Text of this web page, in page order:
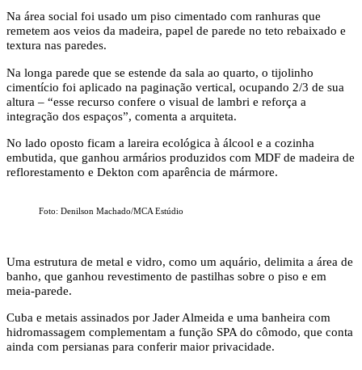
Na área social foi usado um piso cimentado com ranhuras que
remetem aos veios da madeira, papel de parede no teto rebaixado e
textura nas paredes.
Na longa parede que se estende da sala ao quarto, o tijolinho
cimentício foi aplicado na paginação vertical, ocupando 2/3 de sua
altura – “esse recurso confere o visual de lambri e reforça a
integração dos espaços”, comenta a arquiteta.
No lado oposto ficam a lareira ecológica à álcool e a cozinha
embutida, que ganhou armários produzidos com MDF de madeira de
reflorestamento e Dekton com aparência de mármore.
Foto: Denilson Machado/MCA Estúdio
Uma estrutura de metal e vidro, como um aquário, delimita a área de
banho, que ganhou revestimento de pastilhas sobre o piso e em
meia-parede.
Cuba e metais assinados por Jader Almeida e uma banheira com
hidromassagem complementam a função SPA do cômodo, que conta
ainda com persianas para conferir maior privacidade.